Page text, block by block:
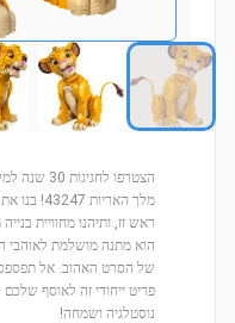
הצטרפו
מלך
ראש זז, ותיהנו מחוויית
הוא מתנה מושלמת לאוהבי
של הסרט האהוב. אל
פריט ייחודי זה לאוסף
נוסטלגיה ושמחה!